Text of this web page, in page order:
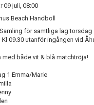
09 juli, 08:00
Beach Handboll
för samtliga lag torsdag
09.30 utanför ingången vid
med både vit & blå matchtröja!
1 Emma/Marie